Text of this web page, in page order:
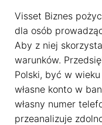
Visset Biznes
dla osób
Aby z niej
warunków.
Polski, być w
własne konto w
własny numer
przeanalizuje